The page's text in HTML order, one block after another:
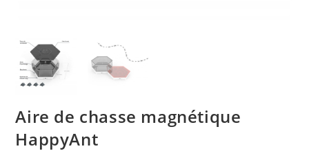
Aire de chasse magnétique
HappyAnt